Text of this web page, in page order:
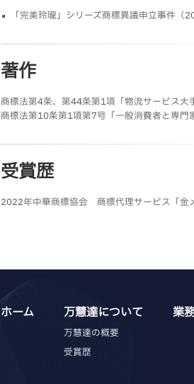
「完美玲瓏」シリーズ商標異議申立事件（
著作
商標法第4条、第44条第1項「物流サービス大
商標法第10条第1項第7号「一般消費者と専門
受賞歴
2022年中華商標協会 商標代理サービス「金
ホーム 万慧達について
万慧達の概要
受賞歴
業